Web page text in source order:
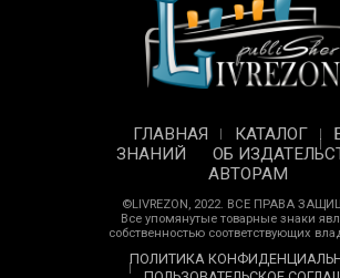
ГЛАВНАЯ КАТАЛОГ
ЗНАНИЙ
ОБ
АВТОРАМ
©LIVREZON, 2022. ВСЕ ПРАВА
Все упомянутые товарные знаки
собственностью соответствующих
ПОЛИТИКА